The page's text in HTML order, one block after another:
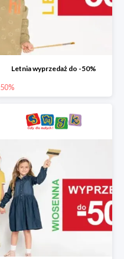
Letnia wyprzedaż do -50%
50%